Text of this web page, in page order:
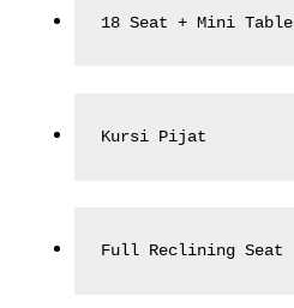
18 Seat + Mini Table
Kursi Pijat
Full Reclining Seat